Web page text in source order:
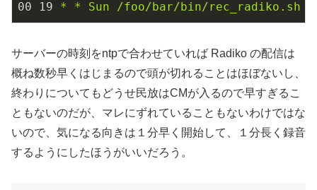
00 19 * * Sun /foo/bar/bin/rec_radiko . sh
サーバーの時刻をntpで合わせていれば Radiko の配信は
概ね数秒早くはじまるので頭が切れることはほぼないし、
終わりについてもどうせ民放はCMが入るので早すぎるこ
ともないのだが、マレにずれていることもないわけではな
いので、気になる向きは１分早く開始して、１分長く録音
するようにしたほうがいいだろう。